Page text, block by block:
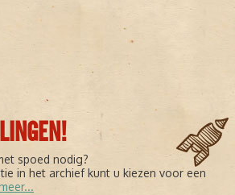
spoed nodig?
in het archief kunt u kiezen voor een